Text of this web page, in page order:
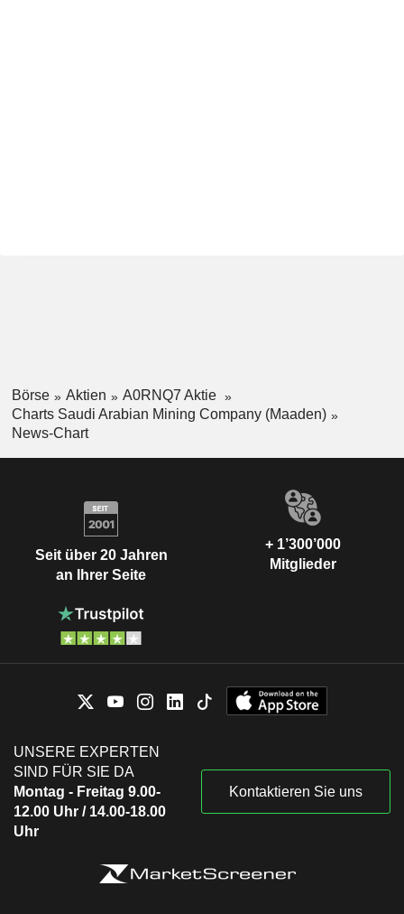
Börse Aktien
A0RNQ7 Aktie
Charts Saudi Arabian Mining Company (Maaden)
News-Chart
Seit über 20 Jahren
an Ihrer Seite
+ 1’300’000
Mitglieder
UNSERE EXPERTEN
SIND FÜR SIE DA
Montag - Freitag 9.00-
12.00 Uhr / 14.00-18.00
Uhr
Kontaktieren Sie uns